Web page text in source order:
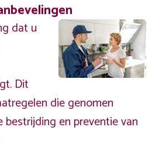
dat u
Dit
die genomen
en preventie van